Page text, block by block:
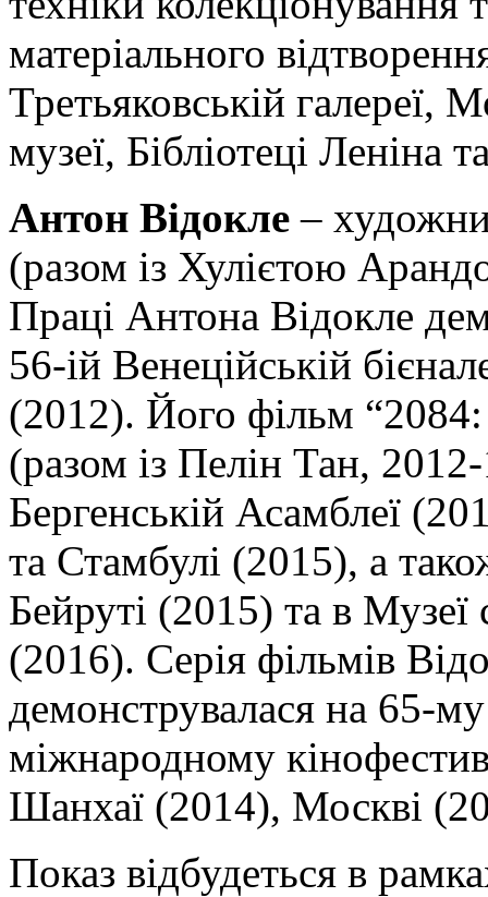
матеріального
Третьяковській галереї,
музеї, Бібліотеці Леніна
Антон Відокле –
(разом із Хулієтою
Праці Антона Відокле
56-ій Венеційській
(2012). Його фільм
(разом із Пелін Тан,
Бергенській Асамблеї
та Стамбулі (2015), а
Бейруті (2015) та в
(2016). Серія фільмів
демонструвалася на 65-
міжнародному
Шанхаї (2014), Москві
Показ відбудеться в